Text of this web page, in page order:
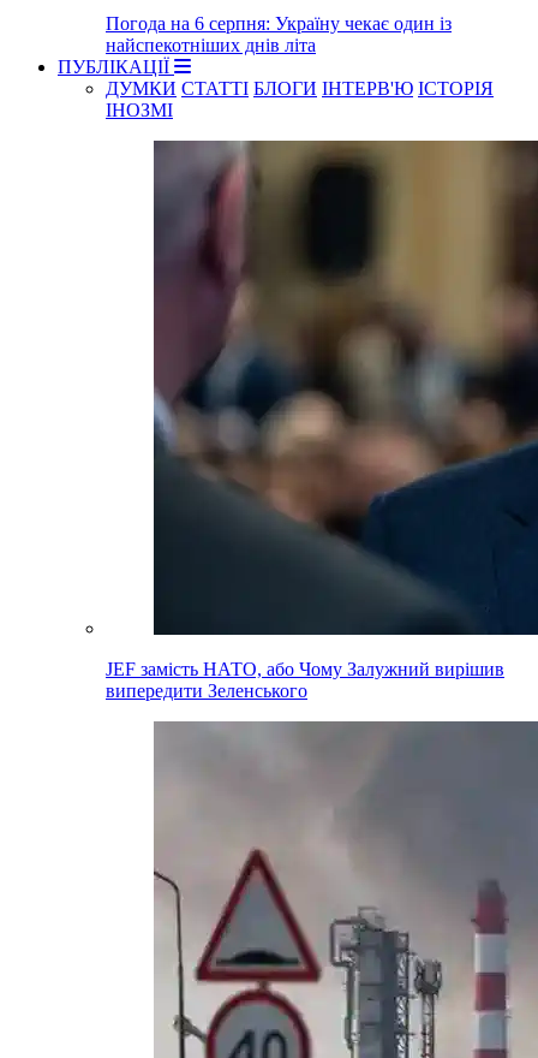
Погода на 6 серпня: Україну чекає один із
найспекотніших днів літа
ПУБЛІКАЦІЇ
ДУМКИ СТАТТІ БЛОГИ ІНТЕРВ'Ю ІСТОРІЯ
ІНОЗМІ
JEF замість НАТО, або Чому Залужний вирішив
випередити Зеленського